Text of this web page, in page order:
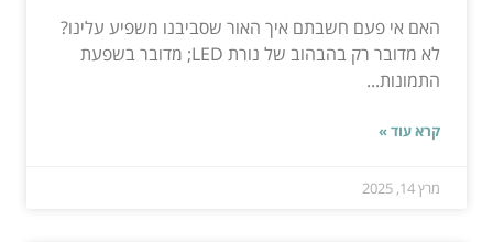
האם אי פעם חשבתם איך האור שסביבנו משפיע עלינו?
לא מדובר רק בהבהוב של נורת LED; מדובר בשפעת
התמונות...
קרא עוד »
מרץ 14, 2025